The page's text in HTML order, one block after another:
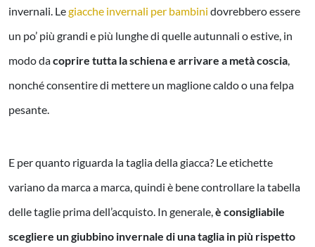
invernali. Legiacche invernali per bambini dovrebbero essere
un po’ più grandi e più lunghe di quelle autunnali o estive, in
modo dacoprire tutta la schiena e arrivare a metà coscia,
nonché consentire di mettere un maglione caldo o una felpa
pesante.
E per quanto riguarda la taglia della giacca? Le etichette
variano da marca a marca, quindi è bene controllare la tabella
delle taglie prima dell’acquisto. In generale,è consigliabile
scegliere un giubbino invernale di una taglia in più rispetto